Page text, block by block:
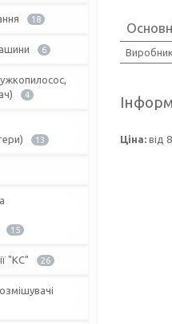
Виробник
Ціна: від
18
6
4
13
15
"КС" 26